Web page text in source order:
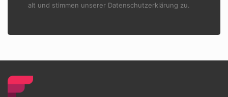
alt und stimmen unserer Datenschutzerklärung zu.